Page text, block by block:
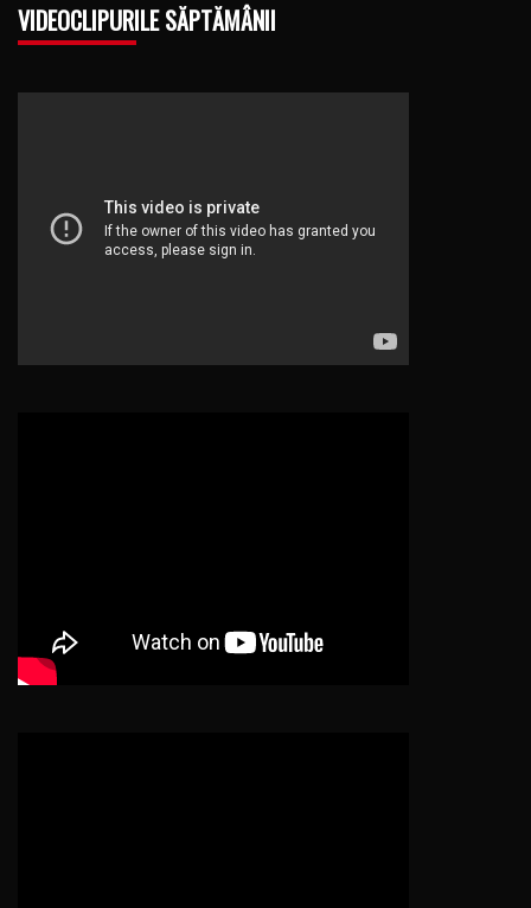
VIDEOCLIPURILE SĂPTĂMÂNII